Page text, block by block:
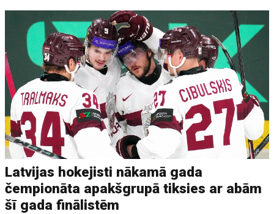
Latvijas hokejisti nākamā gada
čempionāta apakšgrupā tiksies ar abām
šī gada finālistēm